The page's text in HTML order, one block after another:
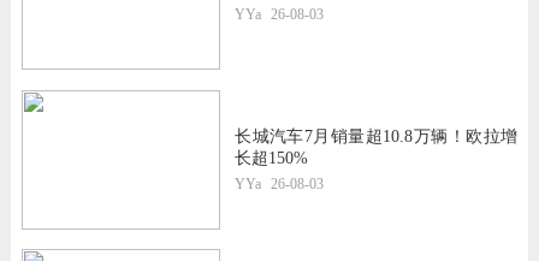
YYa 26-08-03
长城汽车7月销量超10.8万辆！欧拉增
长超150%
YYa 26-08-03